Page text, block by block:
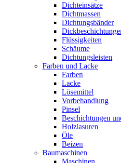
Dichteinsätze
Dichtmassen
Dichtungsbänder
Flüssigkeiten
Schäume
Dichtungsleisten
Farben und Lacke
Farben
Lacke
Lösemittel
Vorbehandlung
Pinsel
Beschichtungen
Holzlasuren
Öle
Beizen
Baumaschinen
Maschinen